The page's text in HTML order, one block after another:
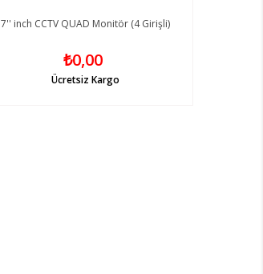
7'' inch CCTV QUAD Monitör (4 Girişli)
₺0,00
Ücretsiz Kargo